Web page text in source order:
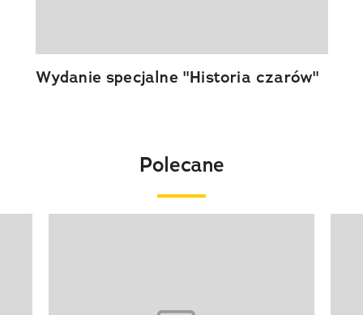
Wydanie specjalne "Historia czarów"
Polecane